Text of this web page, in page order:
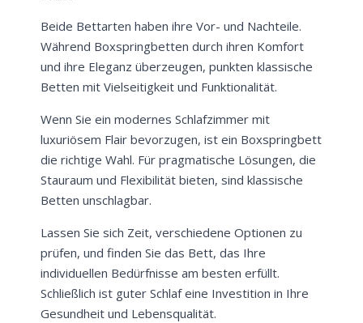
Beide Bettarten haben ihre Vor- und Nachteile.
Während Boxspringbetten durch ihren Komfort
und ihre Eleganz überzeugen, punkten klassische
Betten mit Vielseitigkeit und Funktionalität.
Wenn Sie ein modernes Schlafzimmer mit
luxuriösem Flair bevorzugen, ist ein Boxspringbett
die richtige Wahl. Für pragmatische Lösungen, die
Stauraum und Flexibilität bieten, sind klassische
Betten unschlagbar.
Lassen Sie sich Zeit, verschiedene Optionen zu
prüfen, und finden Sie das Bett, das Ihre
individuellen Bedürfnisse am besten erfüllt.
Schließlich ist guter Schlaf eine Investition in Ihre
Gesundheit und Lebensqualität.
Jetzt5% Rabatt
auf Ihre erste Bestellung sichern!
Meinen Code senden
Bleiben Sie auf dem Laufenden über
Neuigkeiten und Angebote.
Marketingkommunikation verarbeiten. Lesen Sie unsere
Datenschutzrichtlinie.